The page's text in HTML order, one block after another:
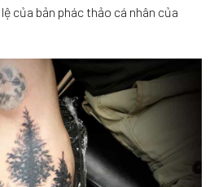
của bản phác thảo cá nhân của